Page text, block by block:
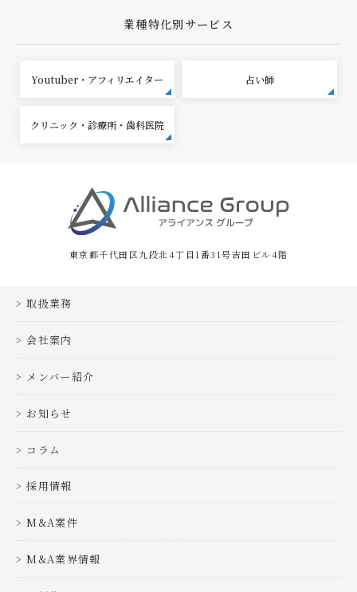
業種特化別サービス
Youtuber・アフィリエイター 占い師
クリニック・診療所・歯科医院
東京都千代田区九段北4丁目1番31号吉田ビル4階
取扱業務
会社案内
メンバー紹介
お知らせ
コラム
採用情報
M&A案件
M&A業界情報